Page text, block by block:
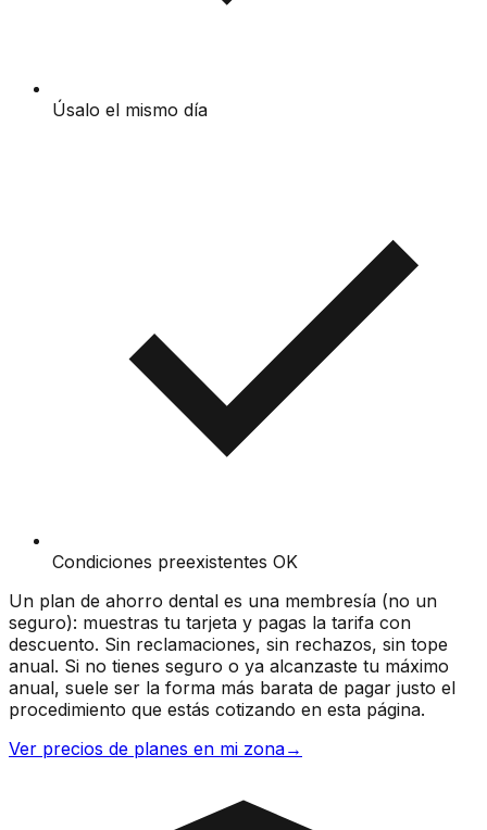
Úsalo el mismo día
Condiciones preexistentes OK
Un plan de ahorro dental es una membresía (no un
seguro): muestras tu tarjeta y pagas la tarifa con
descuento. Sin reclamaciones, sin rechazos, sin tope
anual. Si no tienes seguro o ya alcanzaste tu máximo
anual, suele ser la forma más barata de pagar justo el
procedimiento que estás cotizando en esta página.
Ver precios de planes en mi zona→